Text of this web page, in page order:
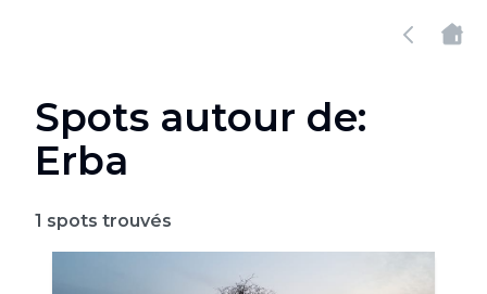
Spots autour de:
Erba
1 spots trouvés